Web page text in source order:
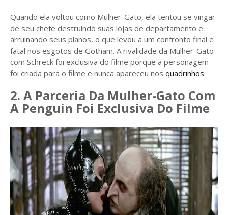
Quando ela voltou como Mulher-Gato, ela tentou se vingar
de seu chefe destruindo suas lojas de departamento e
arruinando seus planos, o que levou a um confronto final e
fatal nos esgotos de Gotham. A rivalidade da Mulher-Gato
com Schreck foi exclusiva do filme porque a personagem
foi criada para o filme e nunca apareceu nos quadrinhos.
2. A Parceria Da Mulher-Gato Com
A Penguin Foi Exclusiva Do Filme